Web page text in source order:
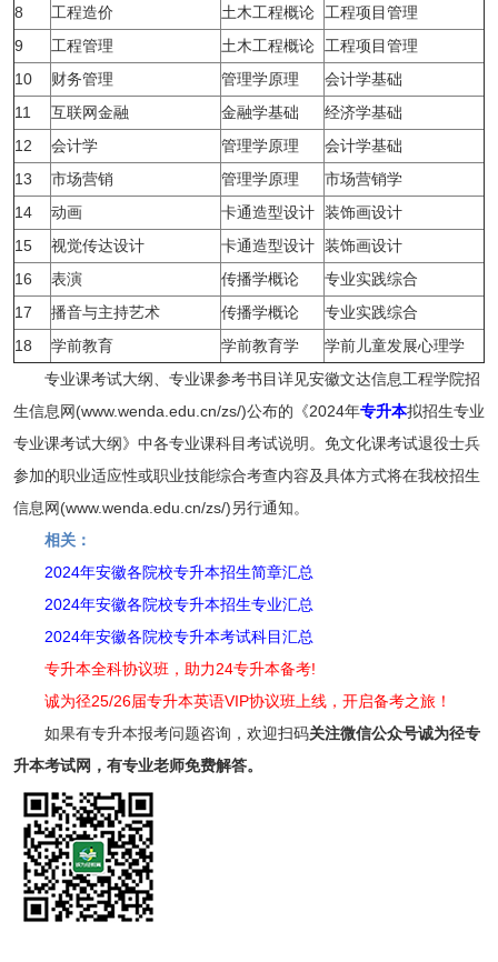
8
工程造价 土木工程概论
工程项目管理
9
工程管理 土木工程概论
工程项目管理
10
财务管理 管理学原理
会计学基础
11
互联网金融 金融学基础
经济学基础
12
会计学 管理学原理
会计学基础
13
市场营销 管理学原理
市场营销学
14
动画 卡通造型设计 装饰画设计
15
视觉传达设计 卡通造型设计 装饰画设计
16
表演 传播学概论
专业实践综合
17
播音与主持艺术 传播学概论
专业实践综合
18
学前教育 学前教育学
学前儿童发展心理学
专业课考试大纲、专业课参考书目详见安徽文达信息工程学院招
生信息网(www.wenda.edu.cn/zs/)公布的《2024年专升本拟招生专业
专业课考试大纲》中各专业课科目考试说明。免文化课考试退役士兵
参加的职业适应性或职业技能综合考查内容及具体方式将在我校招生
信息网(www.wenda.edu.cn/zs/)另行通知。
相关：
2024年安徽各院校专升本招生简章汇总
2024年安徽各院校专升本招生专业汇总
2024年安徽各院校专升本考试科目汇总
专升本全科协议班，助力24专升本备考!
诚为径25/26届专升本英语VIP协议班上线，开启备考之旅！
如果有专升本报考问题咨询，欢迎扫码关注微信公众号诚为径专
升本考试网，有专业老师免费解答。